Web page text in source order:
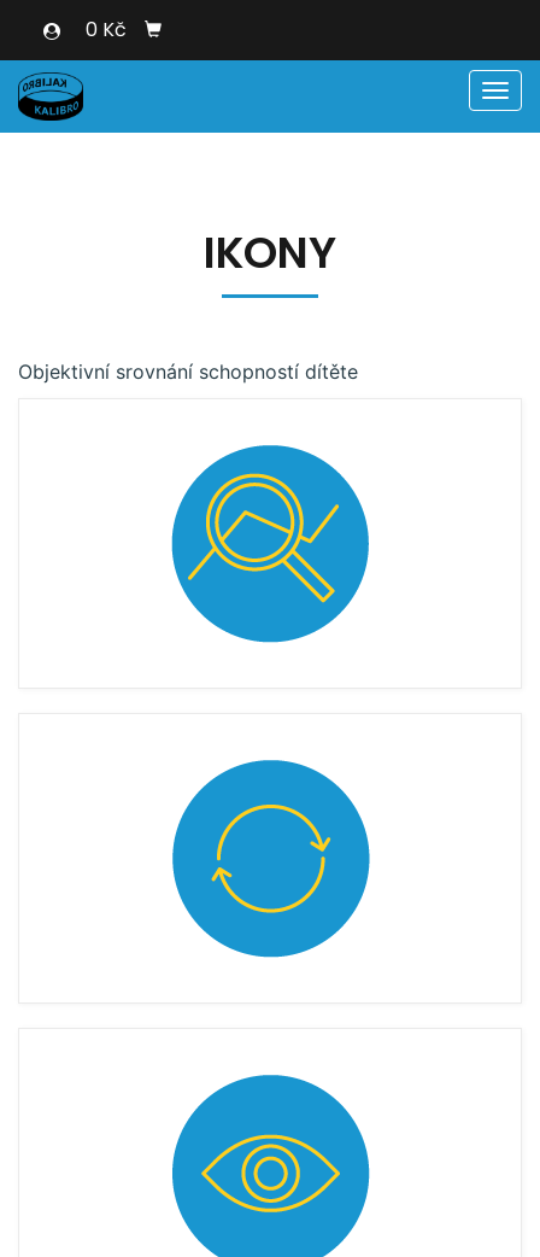
0 Kč
IKONY
Objektivní srovnání schopností dítěte